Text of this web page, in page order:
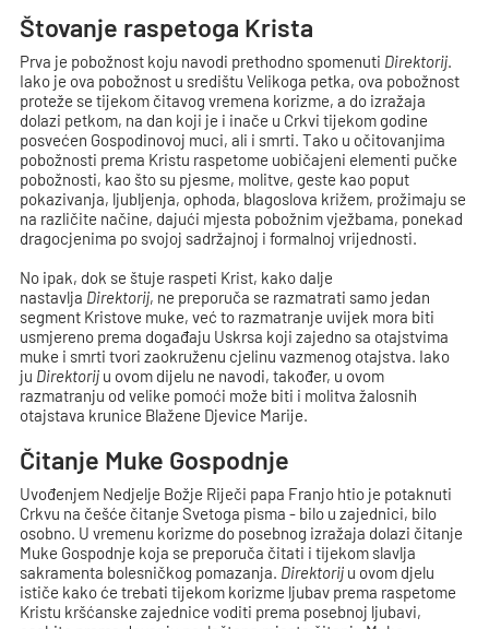
Štovanje raspetoga Krista
Prva je pobožnost koju navodi prethodno spomenuti Direktorij.
Iako je ova pobožnost u središtu Velikoga petka, ova pobožnost
proteže se tijekom čitavog vremena korizme, a do izražaja
dolazi petkom, na dan koji je i inače u Crkvi tijekom godine
posvećen Gospodinovoj muci, ali i smrti. Tako u očitovanjima
pobožnosti prema Kristu raspetome uobičajeni elementi pučke
pobožnosti, kao što su pjesme, molitve, geste kao poput
pokazivanja, ljubljenja, ophoda, blagoslova križem, prožimaju se
na različite načine, dajući mjesta pobožnim vježbama, ponekad
dragocjenima po svojoj sadržajnoj i formalnoj vrijednosti.
No ipak, dok se štuje raspeti Krist, kako dalje
nastavlja Direktorij, ne preporuča se razmatrati samo jedan
segment Kristove muke, već to razmatranje uvijek mora biti
usmjereno prema događaju Uskrsa koji zajedno sa otajstvima
muke i smrti tvori zaokruženu cjelinu vazmenog otajstva. Iako
ju Direktorij u ovom dijelu ne navodi, također, u ovom
razmatranju od velike pomoći može biti i molitva žalosnih
otajstava krunice Blažene Djevice Marije.
Čitanje Muke Gospodnje
Uvođenjem Nedjelje Božje Riječi papa Franjo htio je potaknuti
Crkvu na češće čitanje Svetoga pisma - bilo u zajednici, bilo
osobno. U vremenu korizme do posebnog izražaja dolazi čitanje
Muke Gospodnje koja se preporuča čitati i tijekom slavlja
sakramenta bolesničkog pomazanja. Direktorij u ovom djelu
ističe kako će trebati tijekom korizme ljubav prema raspetome
Kristu kršćanske zajednice voditi prema posebnoj ljubavi,